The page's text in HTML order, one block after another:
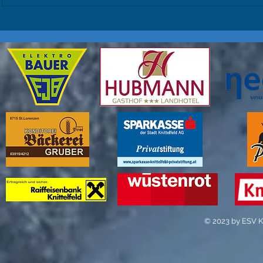
Platzierungen in den
den ÖSV
© 2023 by ESV